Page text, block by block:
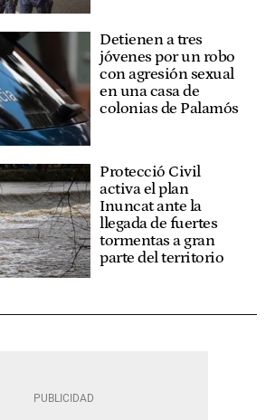
Detienen a tres
jóvenes por un robo
con agresión sexual
en una casa de
colonias de Palamós
Protecció Civil
activa el plan
Inuncat ante la
llegada de fuertes
tormentas a gran
parte del territorio